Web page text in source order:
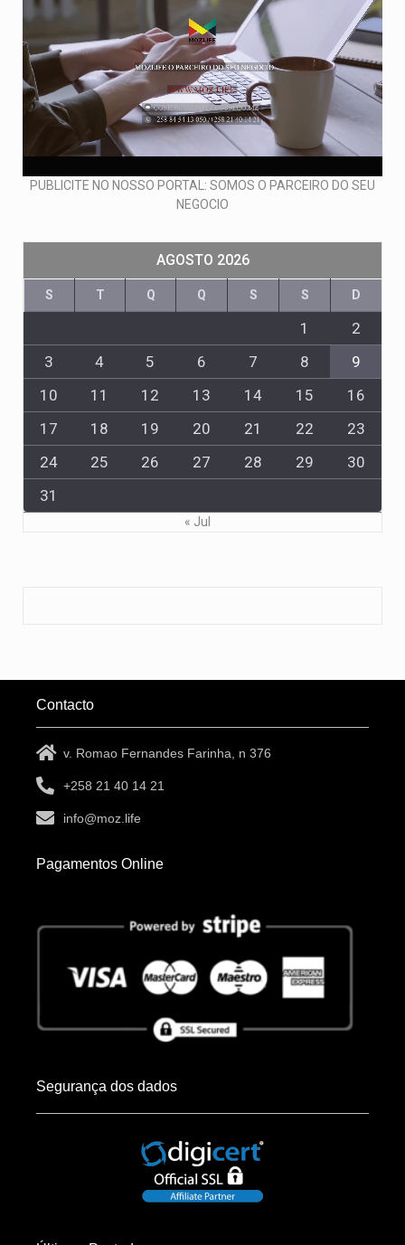
PUBLICITE NO NOSSO PORTAL: SOMOS O PARCEIRO DO SEU
NEGOCIO
AGOSTO 2026
S T Q Q S S D
1
2
3
4 5 6 7 8
9
10
11 12 13 14 15
16
17
18 19 20 21 22
23
24
25 26 27 28 29
30
31
« Jul
Contacto
v. Romao Fernandes Farinha, n 376
+258 21 40 14 21
info@moz.life
Pagamentos Online
Segurança dos dados